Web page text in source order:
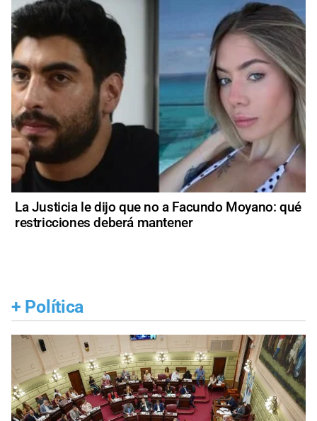
La Justicia le dijo que no a Facundo Moyano: qué
restricciones deberá mantener
+ Política